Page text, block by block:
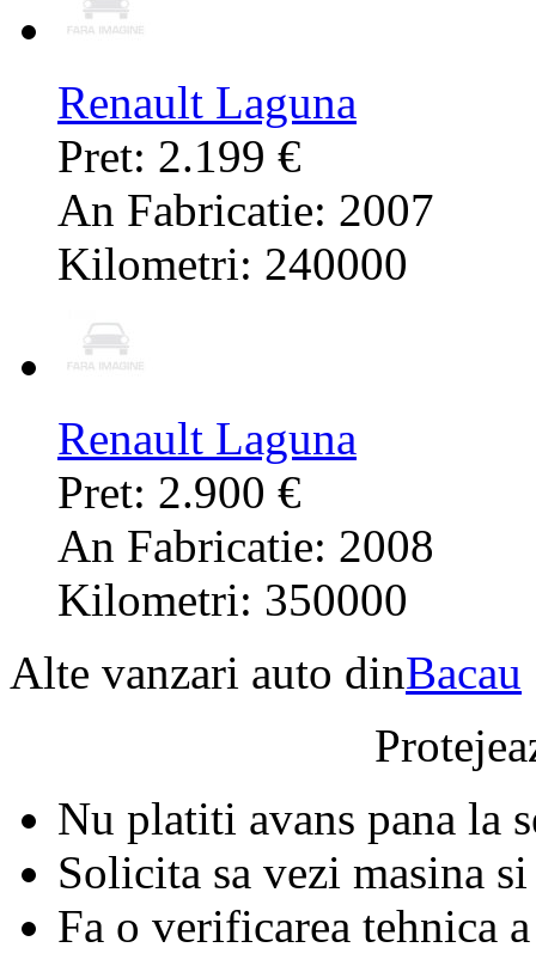
Renault Laguna
Pret: 2.199 €
An Fabricatie: 2007
Kilometri: 240000
Renault Laguna
Pret: 2.900 €
An Fabricatie: 2008
Kilometri: 350000
Alte vanzari auto dinBacau
Nu platiti avans pana la
Solicita sa vezi masina si
Fa o verificarea tehnica